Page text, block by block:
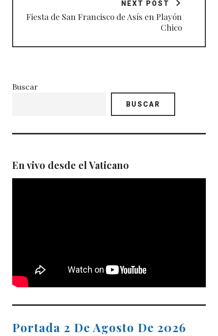
NEXT POST
Fiesta de San Francisco de Asís en Playón
Chico
Buscar
BUSCAR
En vivo desde el Vaticano
Portada 2 De Agosto De 2026